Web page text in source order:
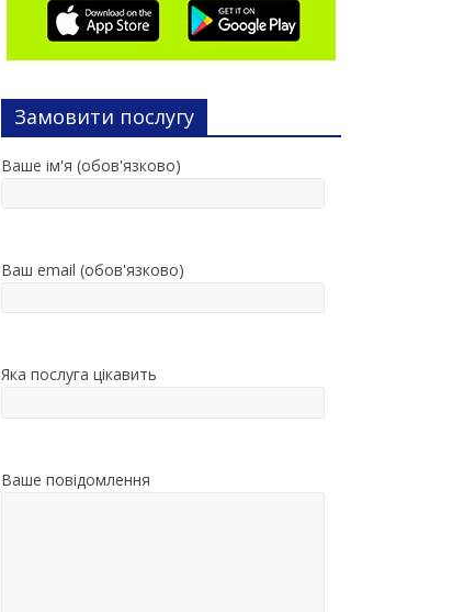
Замовити послугу
Ваше ім'я (обов'язково)
Ваш email (обов'язково)
Яка послуга цікавить
Ваше повідомлення